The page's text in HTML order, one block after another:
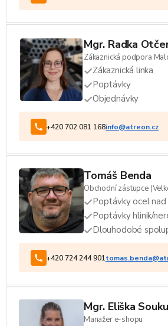
Mgr. Radka
Zákaznická podpora
Zákaznická linka
Poptávky
Objednávky
+420 702 081 168info@atreon.cz
Tomáš Benda
Obchodní zástupce
Poptávky ocel
Poptávky hlinik/
Dlouhodobé
+420 724 244 901
Mgr. Eliška
Manažer e-shopu